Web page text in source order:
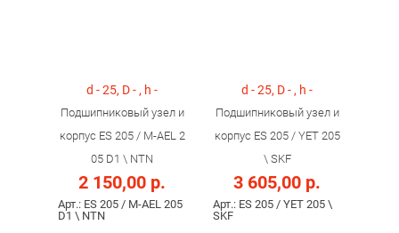
d - 25, D - , h -
Подшипниковый узел и
корпус ES 205 / M-AEL 2
05 D1 \ NTN
2 150,00 р.
Арт.: ES 205 / M-AEL 205
D1 \ NTN
d - 25, D - , h -
Подшипниковый узел и
корпус ES 205 / YET 205
\ SKF
3 605,00 р.
Арт.: ES 205 / YET 205 \
SKF